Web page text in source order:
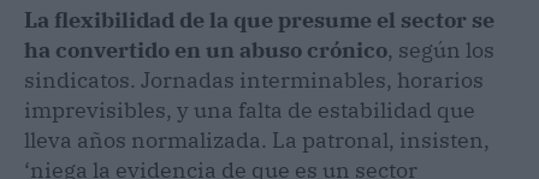
La flexibilidad de la que presume el sector se
ha convertido en un abuso crónico, según los
sindicatos. Jornadas interminables, horarios
imprevisibles, y una falta de estabilidad que
lleva años normalizada. La patronal, insisten,
‘niega la evidencia de que es un sector